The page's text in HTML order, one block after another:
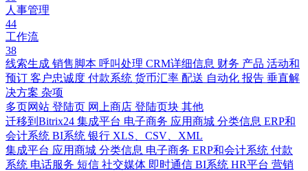
人事管理
44
工作流
38
线索生成 销售脚本 呼叫处理 CRM详细信息 财务 产品 活动和
预订 客户忠诚度 付款系统 货币汇率 配送 自动化 报告 垂直解
决方案 杂项
多页网站 登陆页 网上商店 登陆页块 其他
迁移到Bitrix24 集成平台 电子商务 应用商城 分类信息 ERP和
会计系统 BI系统 银行 XLS、CSV、XML
集成平台 应用商城 分类信息 电子商务 ERP和会计系统 付款
系统 电话服务 短信 社交媒体 即时通信 BI系统 HR平台 营销